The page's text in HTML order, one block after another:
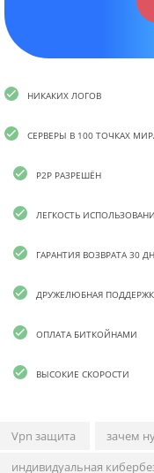
НИКАКИХ ЛОГОВ
СЕРВЕРЫ В 100 ТОЧКАХ
P2P РАЗРЕШЁН
ЛЕГКОСТЬ
ГАРАНТИЯ ВОЗВРАТА 30
ДРУЖЕЛЮБНАЯ
ОПЛАТА БИТКОЙНАМИ
ВЫСОКИЕ СКОРОСТИ
Vpn защита зачем
индивидуальная